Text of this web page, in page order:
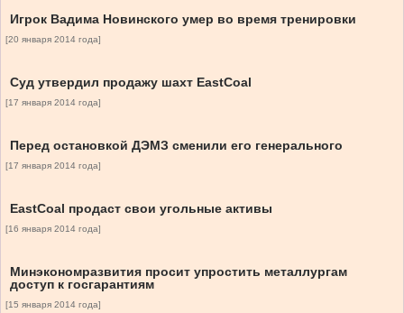
Игрок Вадима Новинского умер во время тренировки
[20 января 2014 года]
Суд утвердил продажу шахт EastCoal
[17 января 2014 года]
Перед остановкой ДЭМЗ сменили его генерального
[17 января 2014 года]
EastCoal продаст свои угольные активы
[16 января 2014 года]
Минэкономразвития просит упростить металлургам
доступ к госгарантиям
[15 января 2014 года]